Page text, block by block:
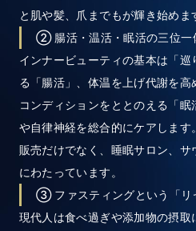
と肌や髪、爪までもが輝き始めま
② 腸活・温活・眠活の三位一
インナービューティの基本は「巡
る「腸活」、体温を上げ代謝を
コンディションをととのえる「
や自律神経を総合的にケアしま
販売だけでなく、睡眠サロン、
にわたっています。
③ ファスティングという「リ
現代人は食べ過ぎや添加物の摂